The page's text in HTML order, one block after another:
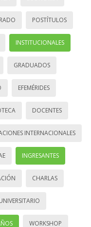
POSTÍTULOS
INSTITUCIONALES
GRADUADOS
EFEMÉRIDES
DOCENTES
INTERNACIONALES
INGRESANTES
CHARLAS
WORKSHOP